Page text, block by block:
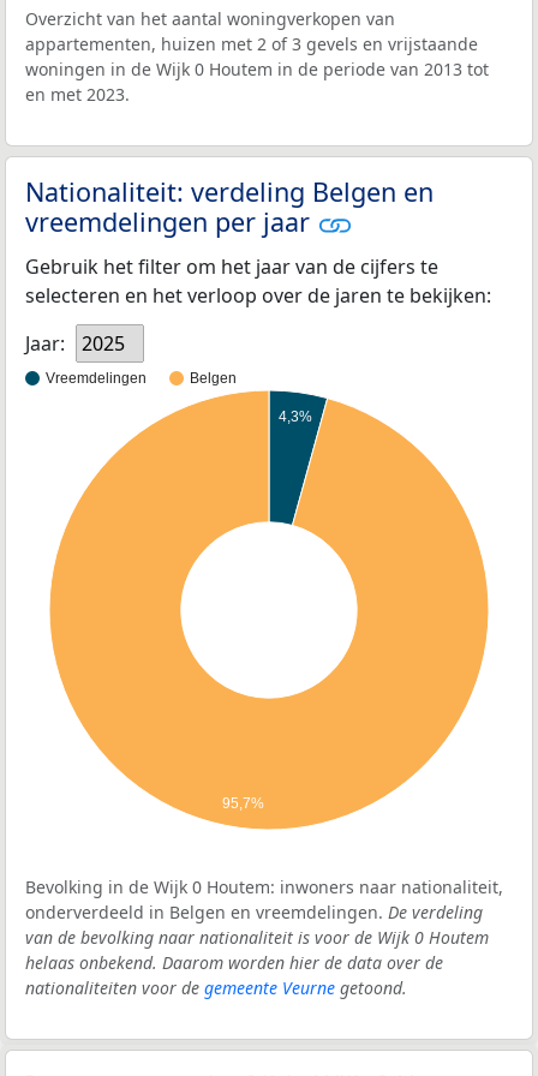
Overzicht van het aantal woningverkopen van
appartementen, huizen met 2 of 3 gevels en vrijstaande
woningen in de Wijk 0 Houtem in de periode van 2013 tot
en met 2023.
Nationaliteit: verdeling Belgen en
vreemdelingen per jaar
Gebruik het filter om het jaar van de cijfers te
selecteren en het verloop over de jaren te bekijken:
Jaar:
2025
Vreemdelingen Belgen
4,3%
95,7%
Bevolking in de Wijk 0 Houtem: inwoners naar nationaliteit,
onderverdeeld in Belgen en vreemdelingen. De verdeling
van de bevolking naar nationaliteit is voor de Wijk 0 Houtem
helaas onbekend. Daarom worden hier de data over de
nationaliteiten voor de gemeente Veurne getoond.